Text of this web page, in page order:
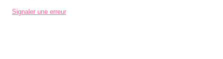
Signaler une erreur